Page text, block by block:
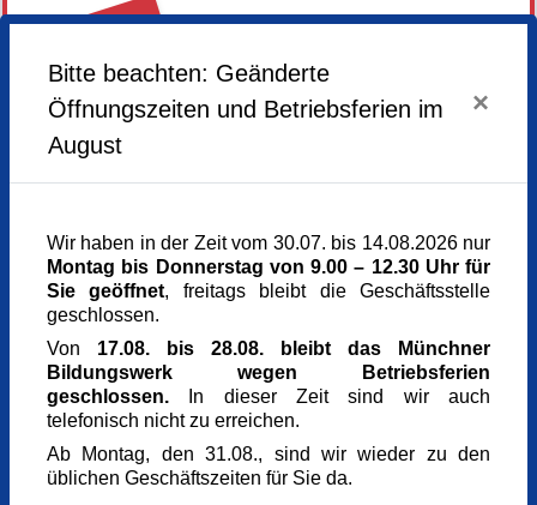
ABGESAGT
Kunst im Turm - St. Clemens
Arnulfstr. 166
80634 München
Kursgebühr
Referent_in
Andrea Müller
Kunsttherapeutin
Anmeldung bis
14.02.2026
Kursnummer
Bitte beachten: Geänderte
Öffnungszeiten und Betriebsferien im
August
×
Wir haben in der Zeit vom 30.07. bis 14.08.2026 nur
Montag bis Donnerstag von 9.00 – 12.30 Uhr für
Sie geöffnet, freitags bleibt die Geschäftsstelle
geschlossen.
Von 17.08. bis 28.08. bleibt das Münchner
Bildungswerk wegen Betriebsferien
geschlossen. In dieser Zeit sind wir auch
telefonisch nicht zu erreichen.
Ab Montag, den 31.08., sind wir wieder zu den
üblichen Geschäftszeiten für Sie da.